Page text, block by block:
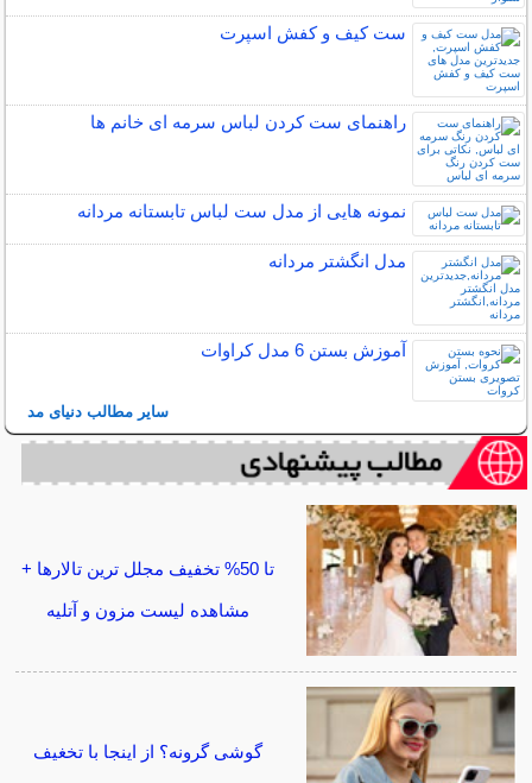
ست کیف و کفش اسپرت
راهنمای ست کردن لباس سرمه ای خانم ها
نمونه هایی از مدل ست لباس تابستانه مردانه
مدل انگشتر مردانه
آموزش بستن 6 مدل کراوات
سایر مطالب دنیای مد
تا 50% تخفیف مجلل ترین تالارها +
مشاهده لیست مزون و آتلیه
گوشی گرونه؟ از اینجا با تخغیف